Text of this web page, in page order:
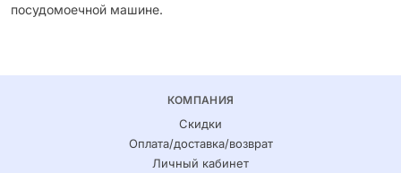
посудомоечной машине.
КОМПАНИЯ
Скидки
Оплата/доставка/возврат
Личный кабинет